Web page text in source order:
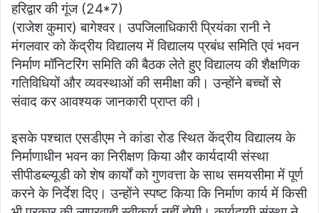
at
s
A
p
p
c
e
b
o
o
k
itt
er
ai
l
ar
e
हरिद्वार की गूंज (24*7)
(राजेश कुमार) बागेश्वर। उपजिलाधिकारी प्रियंका रानी ने
मंगलवार को केंद्रीय विद्यालय में विद्यालय प्रबंध समिति एवं भवन
निर्माण मॉनिटरिंग समिति की बैठक लेते हुए विद्यालय की शैक्षणिक
गतिविधियों और व्यवस्थाओं की समीक्षा की। उन्होंने बच्चों से
संवाद कर आवश्यक जानकारी प्राप्त की।
इसके पश्चात एसडीएम ने कांडा रोड स्थित केंद्रीय विद्यालय के
निर्माणाधीन भवन का निरीक्षण किया और कार्यदायी संस्था
सीपीडब्ल्यूडी को शेष कार्यों को गुणवत्ता के साथ समयसीमा में पूर्ण
करने के निर्देश दिए। उन्होंने स्पष्ट किया कि निर्माण कार्य में किसी